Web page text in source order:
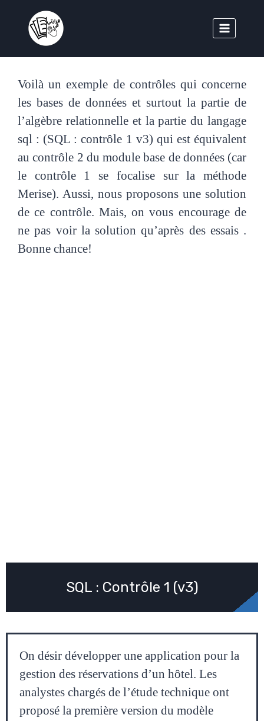
Voilà un exemple de contrôles qui concerne
les bases de données et surtout la partie de
l’algèbre relationnelle et la partie du langage
sql : (SQL : contrôle 1 v3) qui est équivalent
au contrôle 2 du module base de données (car
le contrôle 1 se focalise sur la méthode
Merise). Aussi, nous proposons une solution
de ce contrôle. Mais, on vous encourage de
ne pas voir la solution qu’après des essais .
Bonne chance!
SQL : Contrôle 1 (v3)
On désir développer une application pour la
gestion des réservations d’un hôtel. Les
analystes chargés de l’étude technique ont
proposé la première version du modèle